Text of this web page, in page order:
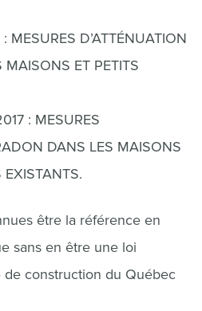
MESURES D’ATTÉNUATION
ET PETITS
: MESURES
DANS LES MAISONS
EXISTANTS.
être la référence en
sans en être une loi
construction du Québec